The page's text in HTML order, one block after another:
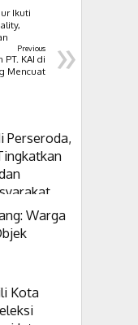
Ikuti
»
Previous
KAI di
Mencuat
Perseroda,
Warga
Kota